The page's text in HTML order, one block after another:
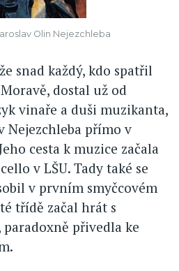
Olin Nejezchleba
snad každý, kdo spatřil
dostal už od
vinaře a duši muzikanta,
Nejezchleba přímo v
cesta k muzice začala
v LŠU. Tady také se
v prvním smyčcovém
třídě začal hrát s
přivedla ke